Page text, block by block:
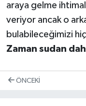
araya gelme
veriyor ancak o
bulabileceğimizi
Zaman sudan
ÖNCEKI